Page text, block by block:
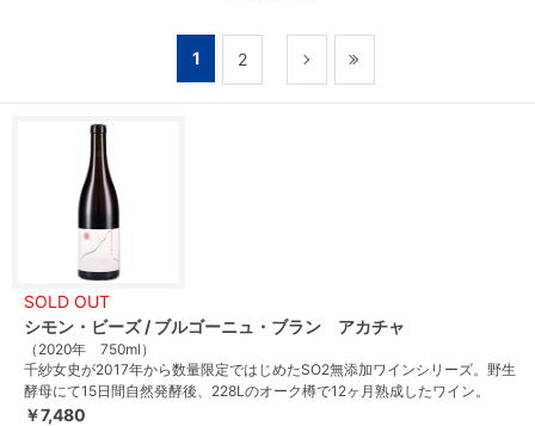
1 2
SOLD OUT
シモン・ビーズ / ブルゴーニュ・ブラン アカチャ
（2020年 750ml）
千紗女史が2017年から数量限定ではじめたSO2無添加ワインシリーズ。野生
酵母にて15日間自然発酵後、228Lのオーク樽で12ヶ月熟成したワイン。
￥7,480